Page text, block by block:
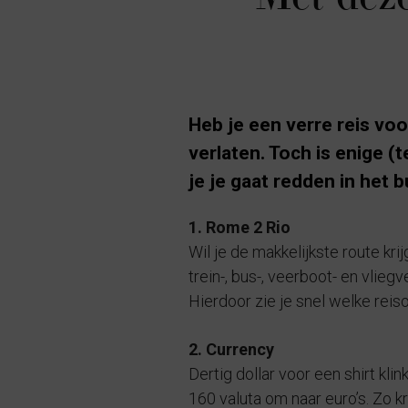
Heb je een verre reis
verlaten. Toch is enige
je je gaat redden in het
1. Rome 2 Rio
Wil je de makkelijkste route
trein-, bus-, veerboot- en
Hierdoor zie je snel welke
2. Currency
Dertig dollar voor een shirt
160 valuta om naar euro’s.